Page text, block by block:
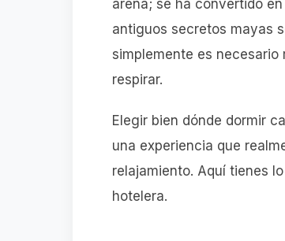
arena; se ha convertido
antiguos secretos mayas
simplemente es
respirar.
Elegir bien dónde dormir
una experiencia que
relajamiento. Aquí tienes
hotelera.